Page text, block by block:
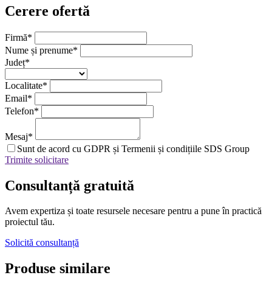
Cerere ofertă
Firmă*
Nume și prenume*
Județ*
Localitate*
Email*
Telefon*
Mesaj*
Sunt de acord cu GDPR și Termenii și condițiile SDS Group
Trimite solicitare
Consultanță gratuită
Avem expertiza și toate resursele necesare pentru a pune în practică
proiectul tău.
Solicită consultanță
Produse similare